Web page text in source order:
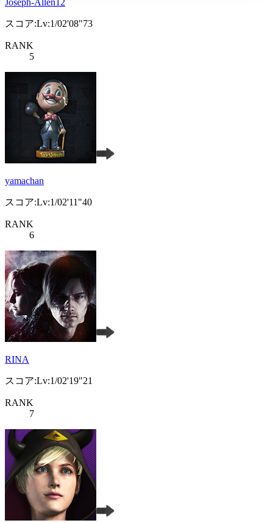
Joseph-Allen12
スコア:Lv:1/02'08"73
RANK
5
yamachan
スコア:Lv:1/02'11"40
RANK
6
RINA
スコア:Lv:1/02'19"21
RANK
7